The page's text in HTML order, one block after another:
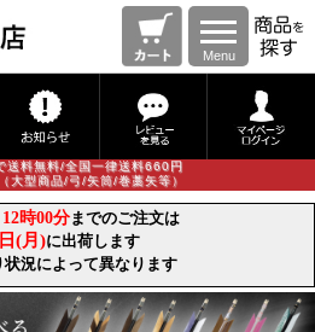
Menu
送料無料/全国一律送料660円
大型商品/弓/矢筒/巻藁矢等）